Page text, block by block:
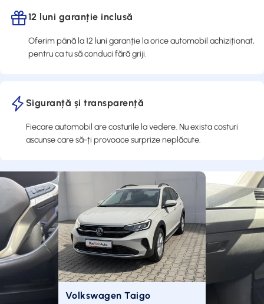
12 luni garanție inclusă
Oferim până la 12 luni garanție la orice automobil achiziționat,
pentru ca tu să conduci fără griji.
Siguranță și transparență
Fiecare automobil are costurile la vedere. Nu exista costuri
ascunse care să-ți provoace surprize neplăcute.
Volkswagen Taigo
Audi Q5 40 TFSI quattro
Audi Q8
Audi A5 Limuzina 40 TFSI
-€15.736,00
Volvo XC40 T5 Recharge
-€1.106,97
Volvo EX30